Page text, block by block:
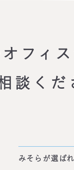
フィ
談くだ
みそらが選ば